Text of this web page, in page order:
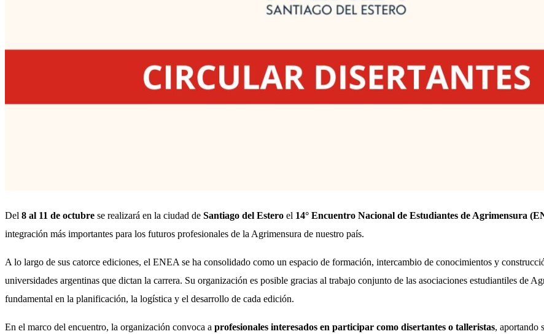
Del 8 al 11 de octubre se realizará en la ciudad de Santiago del Estero el 14° Encuentro Nacional de Estudiantes de Agrimensura
integración más importantes para los futuros profesionales de la Agrimensura de nuestro país.
A lo largo de sus catorce ediciones, el ENEA se ha consolidado como un espacio de formación, intercambio de conocimientos y
universidades argentinas que dictan la carrera. Su organización es posible gracias al trabajo conjunto de las asociaciones estudiantiles de
fundamental en la planificación, la logística y el desarrollo de cada edición.
En el marco del encuentro, la organización convoca a profesionales interesados en participar como disertantes o talleristas, aportando